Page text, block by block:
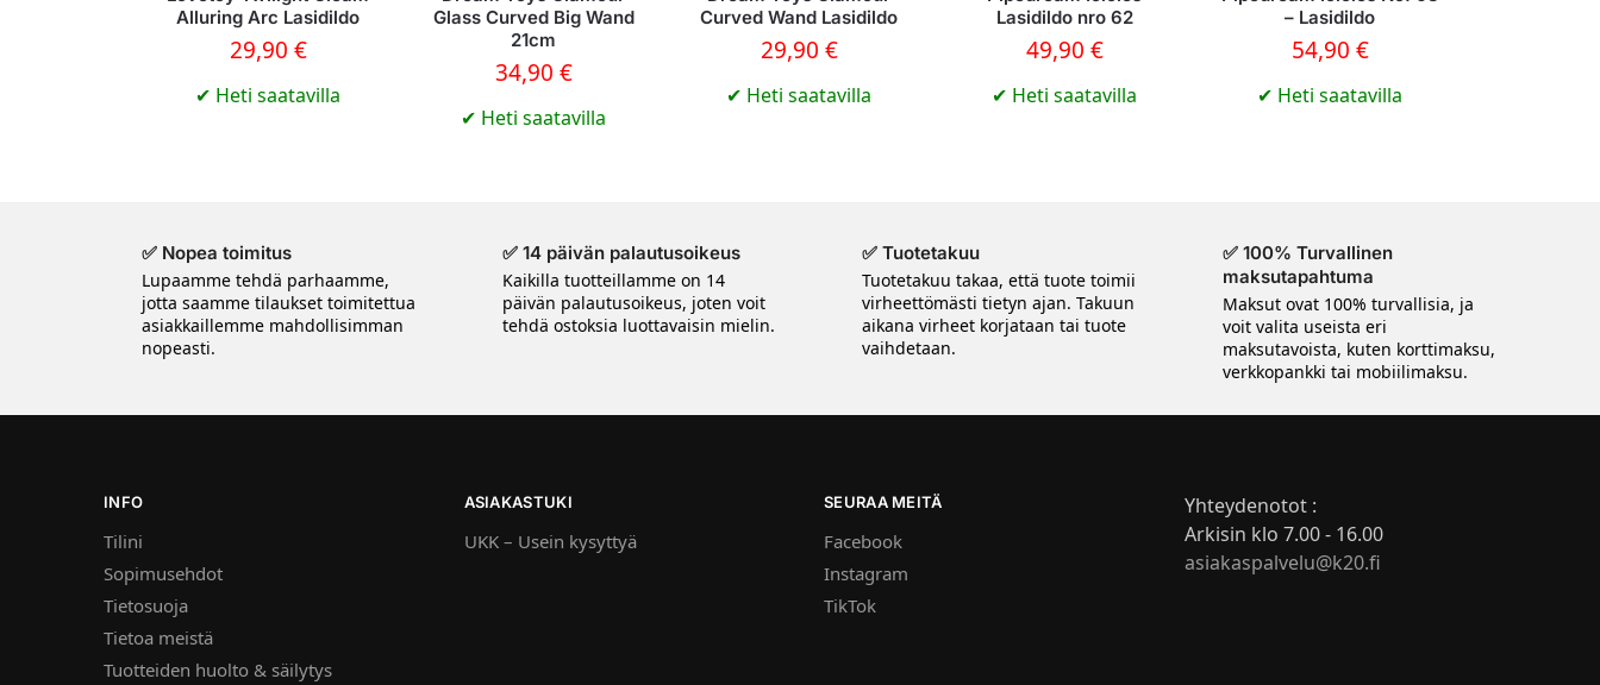
Alluring Arc Lasidildo
29,90 €
✔ Heti saatavilla
Glass Curved Big Wand
21cm
34,90 €
✔ Heti saatavilla
Curved Wand Lasidildo
29,90 €
✔ Heti saatavilla
Lasidildo nro 62
49,90 €
✔ Heti saatavilla
– Lasidildo
54,90 €
✔ Heti saatavilla
✅ Nopea toimitus
Lupaamme tehdä parhaamme,
jotta saamme tilaukset toimitettua
asiakkaillemme mahdollisimman
nopeasti.
✅ 14 päivän palautusoikeus
Kaikilla tuotteillamme on 14
päivän palautusoikeus, joten voit
tehdä ostoksia luottavaisin mielin.
✅ Tuotetakuu
Tuotetakuu takaa, että tuote toimii
virheettömästi tietyn ajan. Takuun
aikana virheet korjataan tai tuote
vaihdetaan.
✅ 100% Turvallinen
maksutapahtuma
Maksut ovat 100% turvallisia, ja
voit valita useista eri
maksutavoista, kuten korttimaksu,
verkkopankki tai mobiilimaksu.
INFO
Tilini
Sopimusehdot
Tietosuoja
Tietoa meistä
Tuotteiden huolto & säilytys
ASIAKASTUKI
UKK – Usein kysyttyä
SEURAA MEITÄ
Facebook
Instagram
TikTok
Yhteydenotot :
Arkisin klo 7.00 - 16.00
asiakaspalvelu@k20.fi